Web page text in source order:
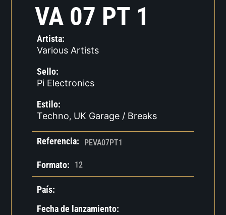
VA 07 PT 1
Artista:
Various Artists
Sello:
Pi Electronics
Estilo:
Techno, UK Garage / Breaks
Referencia: PEVA07PT1
Formato: 12
País:
Fecha de lanzamiento: